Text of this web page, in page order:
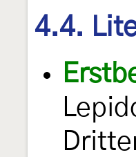
4.4.